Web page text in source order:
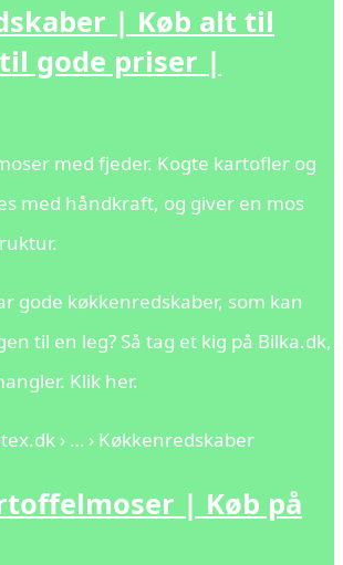
| Køb alt til
gode priser |
med fjeder. Kogte kartofler og
med håndkraft, og giver en mos
gode køkkenredskaber, som kan
til en leg? Så tag et kig på Bilka.dk,
Klik her.
› … › Køkkenredskaber
| Køb på